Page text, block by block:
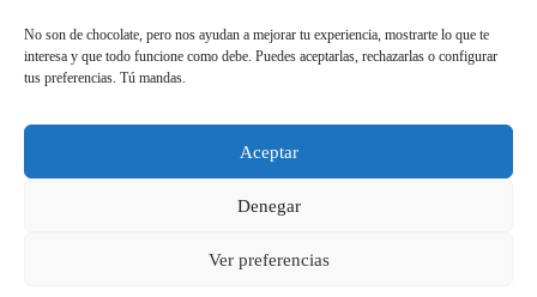
No son de chocolate, pero nos ayudan a mejorar tu experiencia, mostrarte lo que te
interesa y que todo funcione como debe. Puedes aceptarlas, rechazarlas o configurar
tus preferencias. Tú mandas.
Aceptar
Denegar
Ver preferencias
Atención 100% personal (nada de bots)
Envíos discretos y rápidos
Compra segura y protegida
& ANTI RETRACCIÓN TESTÍCULOS